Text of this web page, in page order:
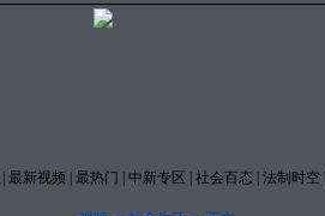
最新视频 最热门 中新专区 社会百态 法制时空